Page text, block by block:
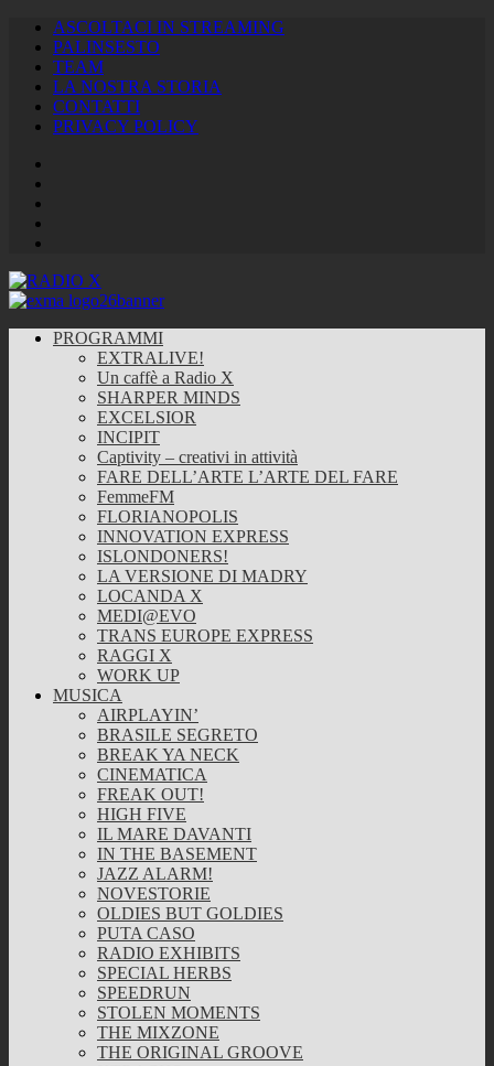
ASCOLTACI IN STREAMING
PALINSESTO
TEAM
LA NOSTRA STORIA
CONTATTI
PRIVACY POLICY
PROGRAMMI
EXTRALIVE!
Un caffè a Radio X
SHARPER MINDS
EXCELSIOR
INCIPIT
Captivity – creativi in attività
FARE DELL’ARTE L’ARTE DEL FARE
FemmeFM
FLORIANOPOLIS
INNOVATION EXPRESS
ISLONDONERS!
LA VERSIONE DI MADRY
LOCANDA X
MEDI@EVO
TRANS EUROPE EXPRESS
RAGGI X
WORK UP
MUSICA
AIRPLAYIN’
BRASILE SEGRETO
BREAK YA NECK
CINEMATICA
FREAK OUT!
HIGH FIVE
IL MARE DAVANTI
IN THE BASEMENT
JAZZ ALARM!
NOVESTORIE
OLDIES BUT GOLDIES
PUTA CASO
RADIO EXHIBITS
SPECIAL HERBS
SPEEDRUN
STOLEN MOMENTS
THE MIXZONE
THE ORIGINAL GROOVE